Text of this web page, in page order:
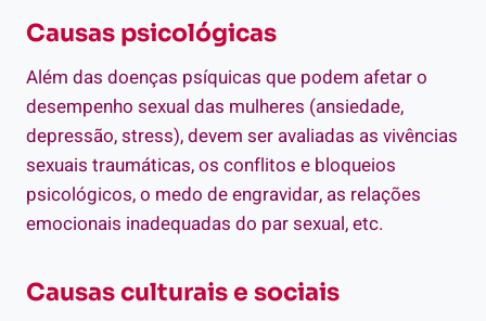
Causas psicológicas
Além das doenças psíquicas que podem afetar o
desempenho sexual das mulheres (ansiedade,
depressão, stress), devem ser avaliadas as vivências
sexuais traumáticas, os conflitos e bloqueios
psicológicos, o medo de engravidar, as relações
emocionais inadequadas do par sexual, etc.
Causas culturais e sociais